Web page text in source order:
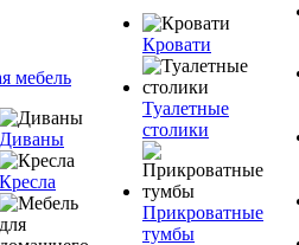
мебель
Диваны
Кресла
Кровати
Туалетные
столики
Прикроватные
тумбы